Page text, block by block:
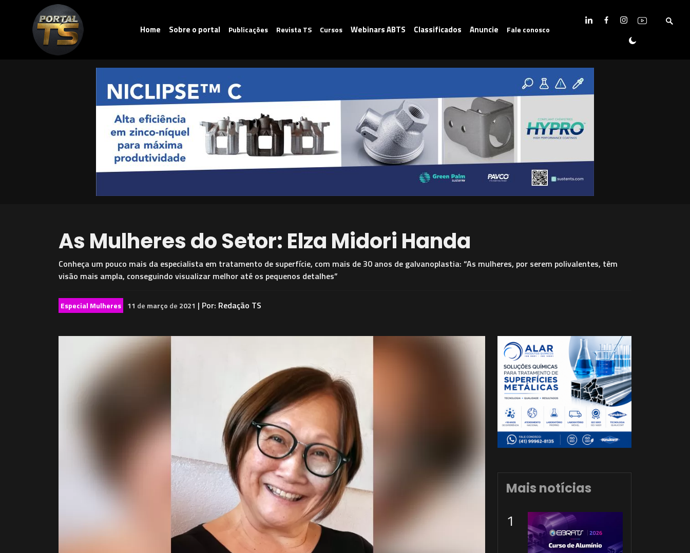
Home Sobre o portal Publicações Revista TS Cursos Webinars ABTS Classificados Anuncie Fale conosco
As Mulheres do Setor: Elza Midori Handa
Conheça um pouco mais da especialista em tratamento de superfície, com mais de 30 anos de galvanoplastia: “As mulheres, por serem polivalentes, têm
visão mais ampla, conseguindo visualizar melhor até os pequenos detalhes”
Especial Mulheres 11 de março de 2021 | Por: Redação TS
Mais notícias
1